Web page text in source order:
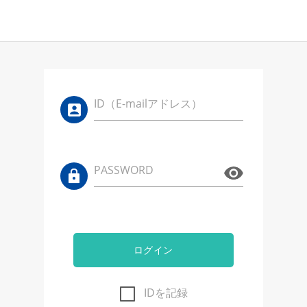
ID（E-mailアドレス）
PASSWORD
ログイン
IDを記録